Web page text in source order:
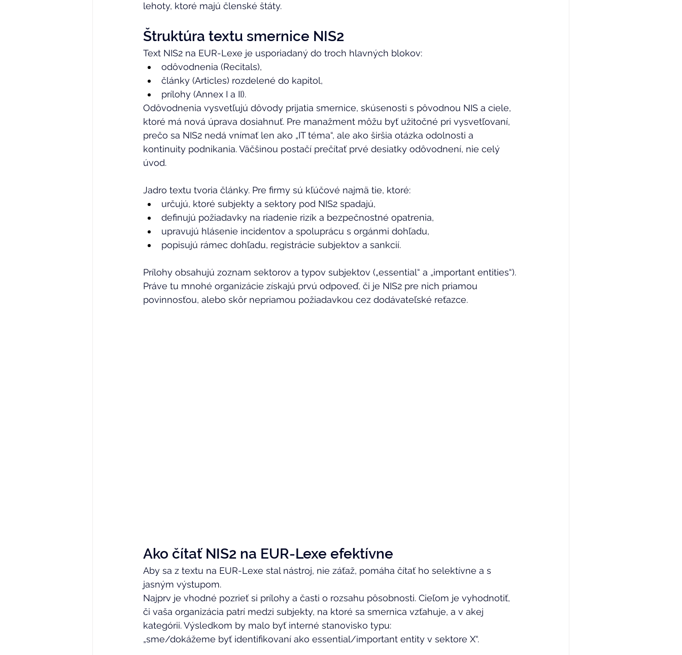
lehoty, ktoré majú členské štáty.
Štruktúra textu smernice NIS2
Text NIS2 na EUR-Lexe je usporiadaný do troch hlavných blokov:
odôvodnenia (Recitals),
články (Articles) rozdelené do kapitol,
prílohy (Annex I a II).
Odôvodnenia vysvetľujú dôvody prijatia smernice, skúsenosti s pôvodnou NIS a ciele,
ktoré má nová úprava dosiahnuť. Pre manažment môžu byť užitočné pri vysvetľovaní,
prečo sa NIS2 nedá vnímať len ako „IT téma“, ale ako širšia otázka odolnosti a
kontinuity podnikania. Väčšinou postačí prečítať prvé desiatky odôvodnení, nie celý
úvod.
Jadro textu tvoria články. Pre firmy sú kľúčové najmä tie, ktoré:
určujú, ktoré subjekty a sektory pod NIS2 spadajú,
definujú požiadavky na riadenie rizík a bezpečnostné opatrenia,
upravujú hlásenie incidentov a spoluprácu s orgánmi dohľadu,
popisujú rámec dohľadu, registrácie subjektov a sankcií.
Prílohy obsahujú zoznam sektorov a typov subjektov („essential“ a „important entities“).
Práve tu mnohé organizácie získajú prvú odpoveď, či je NIS2 pre nich priamou
povinnosťou, alebo skôr nepriamou požiadavkou cez dodávateľské reťazce.
Ako čítať NIS2 na EUR-Lexe efektívne
Aby sa z textu na EUR-Lexe stal nástroj, nie záťaž, pomáha čítať ho selektívne a s
jasným výstupom.
Najprv je vhodné pozrieť si prílohy a časti o rozsahu pôsobnosti. Cieľom je vyhodnotiť,
či vaša organizácia patrí medzi subjekty, na ktoré sa smernica vzťahuje, a v akej
kategórii. Výsledkom by malo byť interné stanovisko typu:
„sme/dokážeme byť identifikovaní ako essential/important entity v sektore X“.